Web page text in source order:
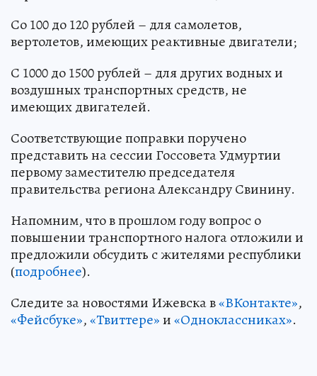
Со 100 до 120 рублей – для самолетов,
вертолетов, имеющих реактивные двигатели;
С 1000 до 1500 рублей – для других водных и
воздушных транспортных средств, не
имеющих двигателей.
Соответствующие поправки поручено
представить на сессии Госсовета Удмуртии
первому заместителю председателя
правительства региона Александру Свинину.
Напомним, что в прошлом году вопрос о
повышении транспортного налога отложили и
предложили обсудить с жителями республики
(подробнее).
Следите за новостями Ижевска в«ВКонтакте»,
«Фейсбуке»,«Твиттере»и«Одноклассниках».